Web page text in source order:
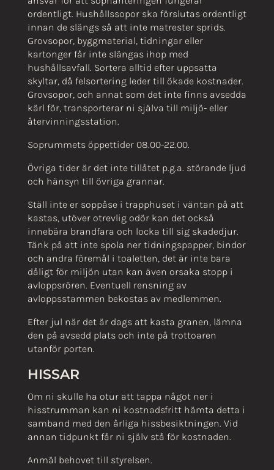
ordentligt. Hushållssopor ska förslutas ordentligt
innan de slängs så att inte matrester sprids.
Grovsopor, byggmaterial, tidningar eller
kartonger får inte slängas ihop med
hushållsavfall. Sortera alltid efter uppsatta
skyltar, då felsortering leder till ökade kostnader.
Grovsopor, och annat som det inte finns avsedda
kärl för, transporterar ni själva till miljö- eller
återvinningsstation.
Soprummets öppettider 08.00-22.00.
Övriga tider är det inte tillåtet p.g.a. störande ljud
och hänsyn till övriga grannar.
Ställ inte er soppåse i trapphuset i väntan på att
kastas, utöver otrevlig odör kan det också
innebära brandfara och locka till sig skadedjur.
Tänk på att inte spola ner tidningspapper, bindor
och andra föremål i toaletten, det är inte bara
dåligt för miljön utan kan även orsaka stopp i
avloppsrören. Eventuell rensning av
avloppsstammen bekostas av medlemmen.
Efter jul när det är dags att kasta granen, lämna
den på avsedd plats och inte på trottoaren
utanför porten.
HISSAR
Om ni skulle ha otur att tappa något ner i
hisstrumman kan ni kostnadsfritt hämta detta i
samband med den årliga hissbesiktningen. Vid
annan tidpunkt får ni själv stå för kostnaden.
Anmäl behovet till styrelsen.